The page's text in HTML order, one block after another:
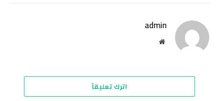
admin
موقع
اترك تعليقاً